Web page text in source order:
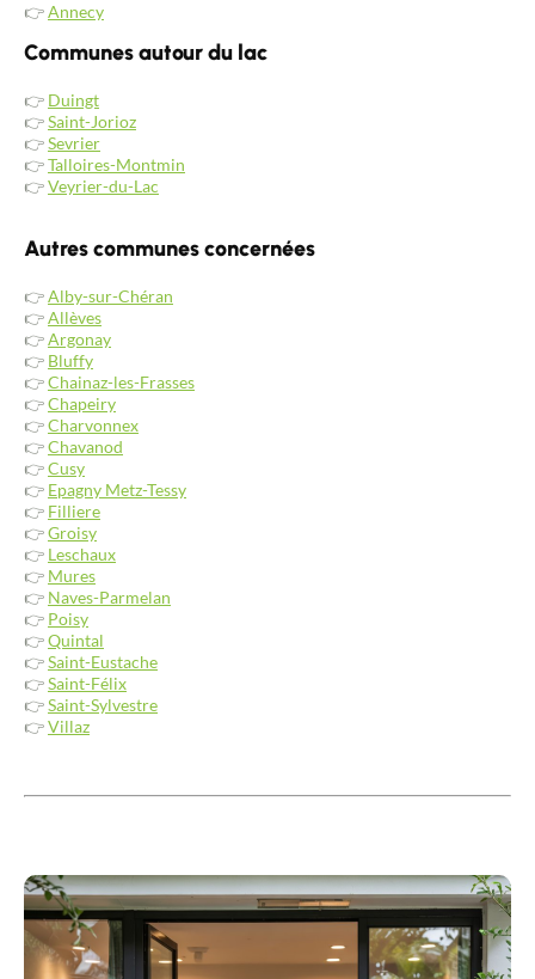
👉Annecy
Communes autour du lac
👉 Duingt
👉Saint-Jorioz
👉Sevrier
👉Talloires-Montmin
👉Veyrier-du-Lac
Autres communes concernées
👉Alby-sur-Chéran
👉Allèves
👉Argonay
👉 Bluffy
👉Chainaz-les-Frasses
👉Chapeiry
👉Charvonnex
👉Chavanod
👉Cusy
👉 Epagny Metz-Tessy
👉 Filliere
👉Groisy
👉 Leschaux
👉 Mures
👉 Naves-Parmelan
👉 Poisy
👉Quintal
👉Saint-Eustache
👉Saint-Félix
👉Saint-Sylvestre
👉Villaz